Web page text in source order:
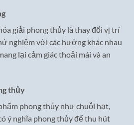
giải phong thủy là thay đổi vị trí
nghiệm với các hướng khác nhau
lại cảm giác thoải mái và an
thủy
phong thủy như chuỗi hạt,
ý nghĩa phong thủy để thu hút